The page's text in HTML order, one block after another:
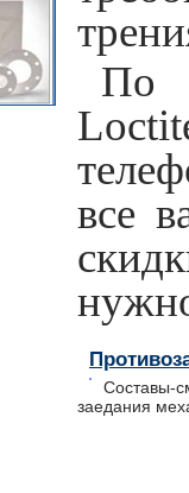
По
все
Составы-
заедания